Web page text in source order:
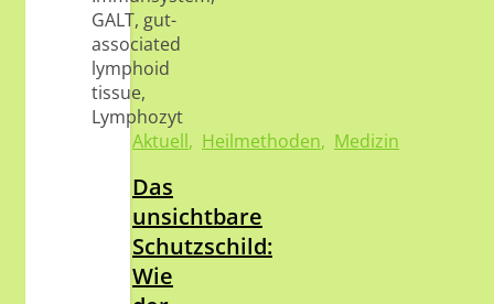
Aktuell, Heilmethoden, Medizin
Das
unsichtbare
Schutzschild:
Wie